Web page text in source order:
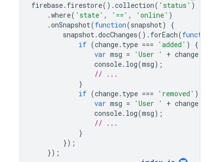
firebase. firestore().collection( 'status' )
.where( 'state' , '==' , 'online' )
.onSnapshot(function(snapshot)
{
snapshot.docChanges(). forEach(function
if (change. type === 'added' )
{
var msg = 'User ' + change
console. log(msg);
// ...
}
if (change. type === 'removed' )
var msg = 'User ' + change
console. log(msg);
// ...
}
});
});